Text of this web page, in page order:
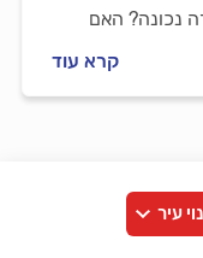
נכונה? האם
קרא עוד
עיר